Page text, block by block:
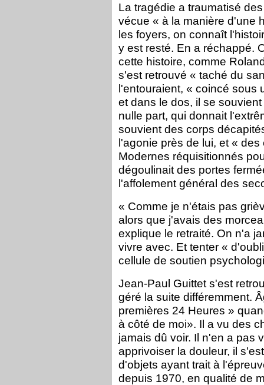
La tragédie a traumatisé
vécue « à la manière d'une
les foyers, on connaît
y est resté. En a réchappé.
cette histoire, comme
s'est retrouvé « taché du
l'entouraient, « coincé sous
et dans le dos, il se
nulle part, qui donnait
souvient des corps
l'agonie près de lui, et «
Modernes réquisitionnés
dégoulinait des portes
l'affolement général des
« Comme je n'étais pas
alors que j'avais des
explique le retraité. On n'a
vivre avec. Et tenter «
cellule de soutien
Jean-Paul Guittet s'est
géré la suite différemment.
premières 24 Heures »
à côté de moi». Il a vu des
jamais dû voir. Il n'en a pas
apprivoiser la douleur, il
d'objets ayant trait à
depuis 1970, en qualité de